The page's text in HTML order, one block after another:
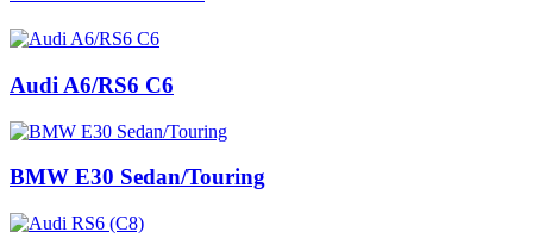
Audi A6/RS6 C6
BMW E30 Sedan/Touring